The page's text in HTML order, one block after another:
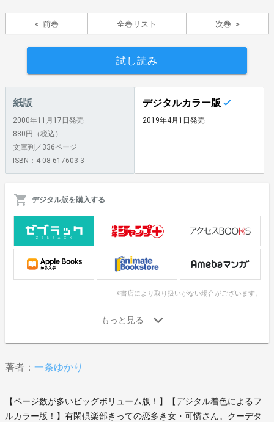
前巻 全巻リスト 次巻
試し読み
紙版
2000年11月17日発売
880円（税込）
文庫判／336ページ
ISBN：4-08-617603-3
デジタルカラー版
2019年4月1日発売
デジタル版を購入する
※書店により取り扱いがない場合がございます。
著者： 一条ゆかり
【ページ数が多いビッグボリューム版！】【デジタル着色によるフ
ルカラー版！】有閑倶楽部きっての恋多き女・可憐さん。クーデタ